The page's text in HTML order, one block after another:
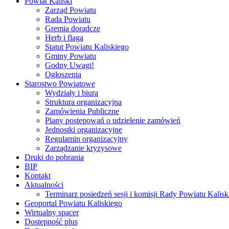
Zarząd Powiatu
Rada Powiatu
Gremia doradcze
Herb i flaga
Statut Powiatu Kaliskiego
Gminy Powiatu
Godny Uwagi!
Ogłoszenia
Starostwo Powiatowe
Wydziały i biura
Struktura organizacyjna
Zamówienia Publiczne
Plany postępowań o udzielenie zamówień
Jednostki organizacyjne
Regulamin organizacyjny
Zarządzanie kryzysowe
Druki do pobrania
BIP
Kontakt
Aktualności
Terminarz posiedzeń sesji i komisji Rady Powiatu
Geoportal Powiatu Kaliskiego
Wirtualny spacer
Dostępność plus